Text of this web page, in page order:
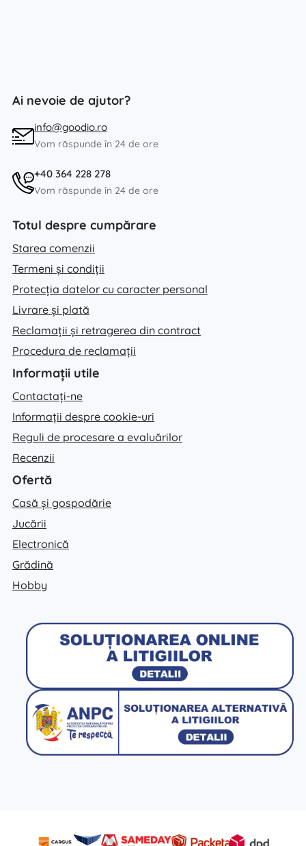
Ai nevoie de ajutor?
info@goodio.ro
Vom răspunde în 24 de ore
+40 364 228 278
Vom răspunde în 24 de ore
Totul despre cumpărare
Starea comenzii
Termeni și condiții
Protecția datelor cu caracter personal
Livrare și plată
Reclamații și retragerea din contract
Procedura de reclamații
Informații utile
Contactați-ne
Informații despre cookie-uri
Reguli de procesare a evaluărilor
Recenzii
Ofertă
Casă și gospodărie
Jucării
Electronică
Grădină
Hobby